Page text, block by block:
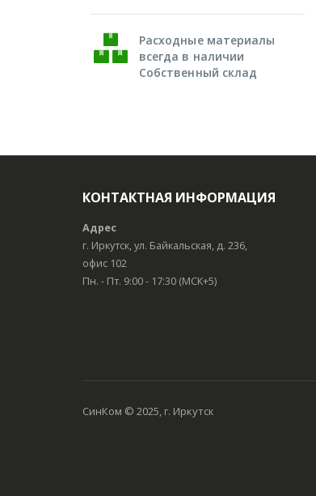
Расходные материалы
всегда в наличии
Собственный склад
КОНТАКТНАЯ ИНФОРМАЦИЯ
Адрес
г. Иркутск, ул. Байкальская, д. 236,
офис 102
Пн. - Пт. 9:00 - 17:30 (МСК+5)
СинКом © 2025, г. Иркутск